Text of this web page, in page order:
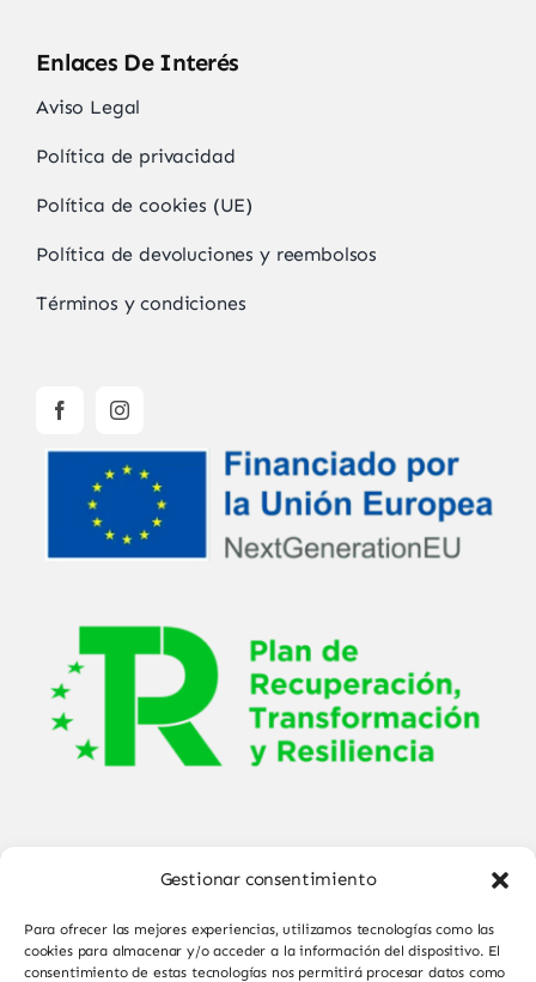
Gestionar consentimiento
Para ofrecer las mejores experiencias, utilizamos tecnologías como las
cookies para almacenar y/o acceder a la información del dispositivo. El
consentimiento de estas tecnologías nos permitirá procesar datos como
Enlaces De Interés
Aviso Legal
Política de privacidad
Política de cookies (UE)
Política de devoluciones y reembolsos
Términos y condiciones